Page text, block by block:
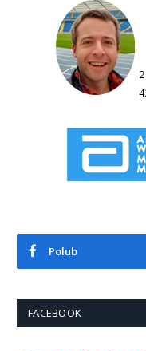
Polub
FACEBOOK